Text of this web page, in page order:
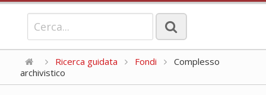
Ricerca guidata Fondi
Complesso
archivistico